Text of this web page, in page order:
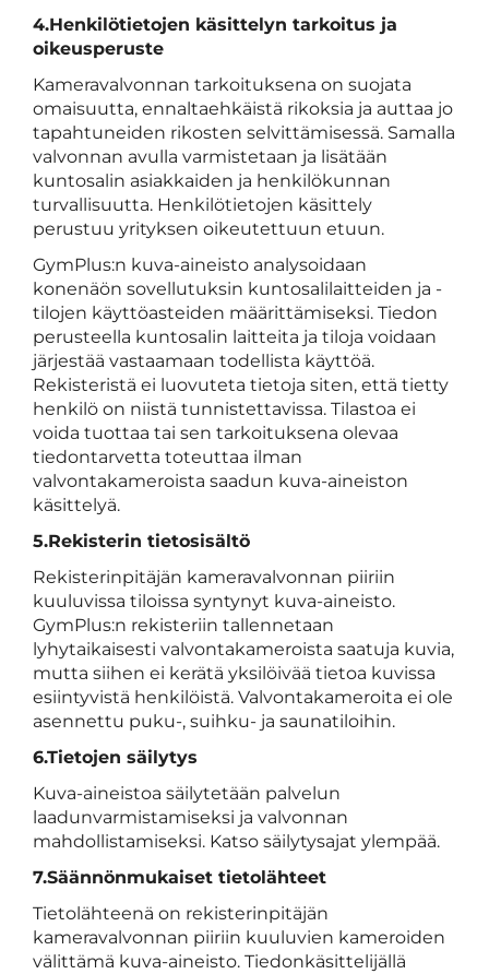
4.Henkilötietojen käsittelyn tarkoitus ja
oikeusperuste
Kameravalvonnan tarkoituksena on suojata
omaisuutta, ennaltaehkäistä rikoksia ja auttaa jo
tapahtuneiden rikosten selvittämisessä. Samalla
valvonnan avulla varmistetaan ja lisätään
kuntosalin asiakkaiden ja henkilökunnan
turvallisuutta. Henkilötietojen käsittely
perustuu yrityksen oikeutettuun etuun.
GymPlus:n kuva-aineisto analysoidaan
konenäön sovellutuksin kuntosalilaitteiden ja -
tilojen käyttöasteiden määrittämiseksi. Tiedon
perusteella kuntosalin laitteita ja tiloja voidaan
järjestää vastaamaan todellista käyttöä.
Rekisteristä ei luovuteta tietoja siten, että tietty
henkilö on niistä tunnistettavissa. Tilastoa ei
voida tuottaa tai sen tarkoituksena olevaa
tiedontarvetta toteuttaa ilman
valvontakameroista saadun kuva-aineiston
käsittelyä.
5.Rekisterin tietosisältö
Rekisterinpitäjän kameravalvonnan piiriin
kuuluvissa tiloissa syntynyt kuva-aineisto.
GymPlus:n rekisteriin tallennetaan
lyhytaikaisesti valvontakameroista saatuja kuvia,
mutta siihen ei kerätä yksilöivää tietoa kuvissa
esiintyvistä henkilöistä. Valvontakameroita ei ole
asennettu puku-, suihku- ja saunatiloihin.
6.Tietojen säilytys
Kuva-aineistoa säilytetään palvelun
laadunvarmistamiseksi ja valvonnan
mahdollistamiseksi. Katso säilytysajat ylempää.
7.Säännönmukaiset tietolähteet
Tietolähteenä on rekisterinpitäjän
kameravalvonnan piiriin kuuluvien kameroiden
välittämä kuva-aineisto. Tiedonkäsittelijällä